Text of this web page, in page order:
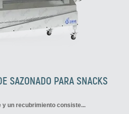
SAZONADO PARA SNACKS
y un recubrimiento consiste...